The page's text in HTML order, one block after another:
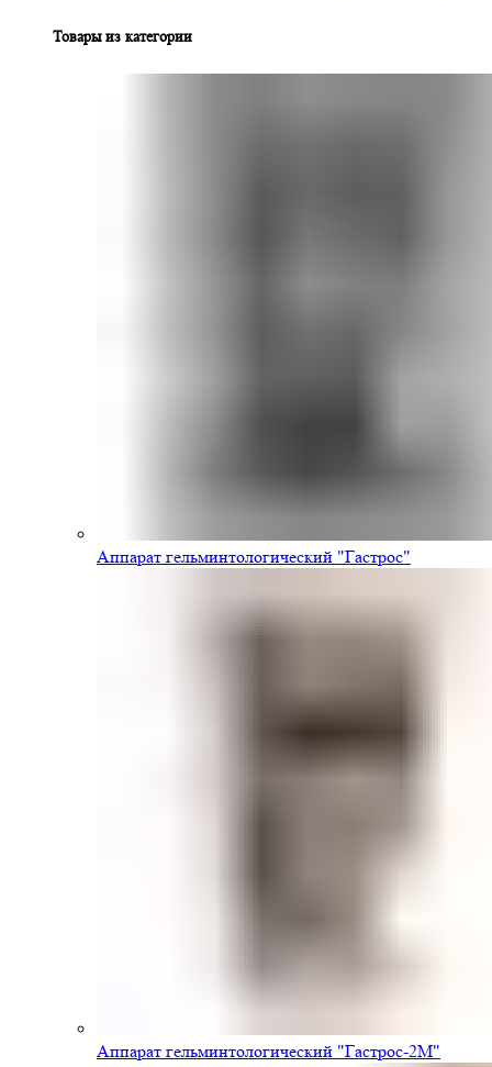
Товары из категории
Аппарат гельминтологический "Гастрос"
Аппарат гельминтологический "Гастрос-2М"